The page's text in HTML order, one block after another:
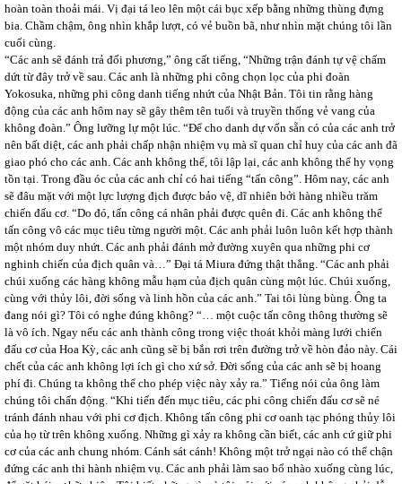
hoàn toàn thoải mái. Vị đại tá leo lên một cái bục xếp bằng những thùng đựng
bia. Chầm chậm, ông nhìn khắp lượt, có vẻ buồn bã, như nhìn mặt chúng tôi lần
cuối cùng.
“Các anh sẽ đánh trả đối phương,” ông cất tiếng, “Những trận đánh tự vệ chấm
dứt từ đây trở về sau. Các anh là những phi công chọn lọc của phi đoàn
Yokosuka, những phi công danh tiếng nhứt của Nhật Bản. Tôi tin rằng hàng
động của các anh hôm nay sẽ gây thêm tên tuổi và truyền thống vẻ vang của
không đoàn.” Ông lưỡng lự một lúc. “Để cho danh dự vốn sẵn có của các anh trở
nên bất diệt, các anh phải chấp nhận nhiệm vụ mà sĩ quan chỉ huy của các anh đã
giao phó cho các anh. Các anh không thể, tôi lập lại, các anh không thể hy vọng
tồn tại. Trong đầu óc của các anh chỉ có hai tiếng “tấn công”. Hôm nay, các anh
sẽ đâu mặt với một lực lượng địch được bảo vệ, dĩ nhiên bởi hàng nhiều trăm
chiến đấu cơ. “Do đó, tấn công cá nhân phải được quên đi. Các anh không thể
tấn công vô các mục tiêu từng người một. Các anh phải luôn luôn kết hợp thành
một nhóm duy nhứt. Các anh phải đánh mở đường xuyên qua những phi cơ
nghinh chiến của địch quân và…” Đại tá Miura đứng thật thẳng. “Các anh phải
chúi xuống các hàng không mẫu hạm của địch quân cùng một lúc. Chúi xuống,
cùng với thủy lôi, đời sống và linh hồn của các anh.” Tai tôi lùng bùng. Ông ta
đang nói gì? Tôi có nghe đúng không? “… một cuộc tấn công thông thường sẽ
là vô ích. Ngay nếu các anh thành công trong việc thoát khỏi màng lưới chiến
đấu cơ của Hoa Kỳ, các anh cũng sẽ bị bắn rơi trên đường trở về hòn đảo này. Cái
chết của các anh không lợi ích gì cho xứ sở. Đời sống của các anh sẽ bị hoang
phí đi. Chúng ta không thể cho phép việc này xảy ra.” Tiếng nói của ông làm
chúng tôi chấn động. “Khi tiến đến mục tiêu, các phi công chiến đấu cơ sẽ né
tránh đánh nhau với phi cơ địch. Không tấn công phi cơ oanh tạc phóng thủy lôi
của họ từ trên không xuống. Những gì xảy ra không cần biết, các anh cứ giữ phi
cơ của các anh chung nhóm. Cánh sát cánh! Không một trở ngại nào có thể chận
đứng các anh thi hành nhiệm vụ. Các anh phải làm sao bổ nhào xuống cùng lúc,